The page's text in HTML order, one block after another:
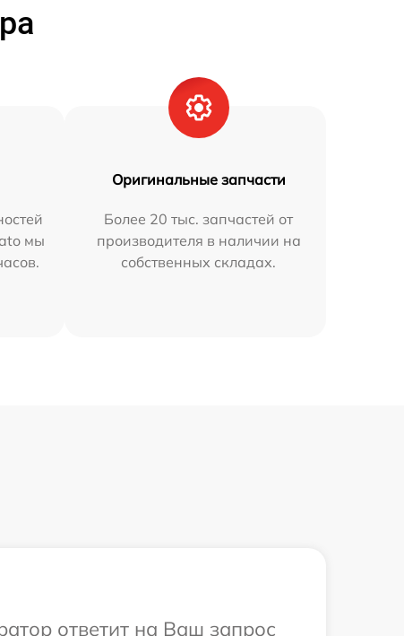
мы
Оригинальные запчасти
Более 20 тыс. запчастей от
производителя в наличии на
собственных складах.
ответит на Ваш запрос